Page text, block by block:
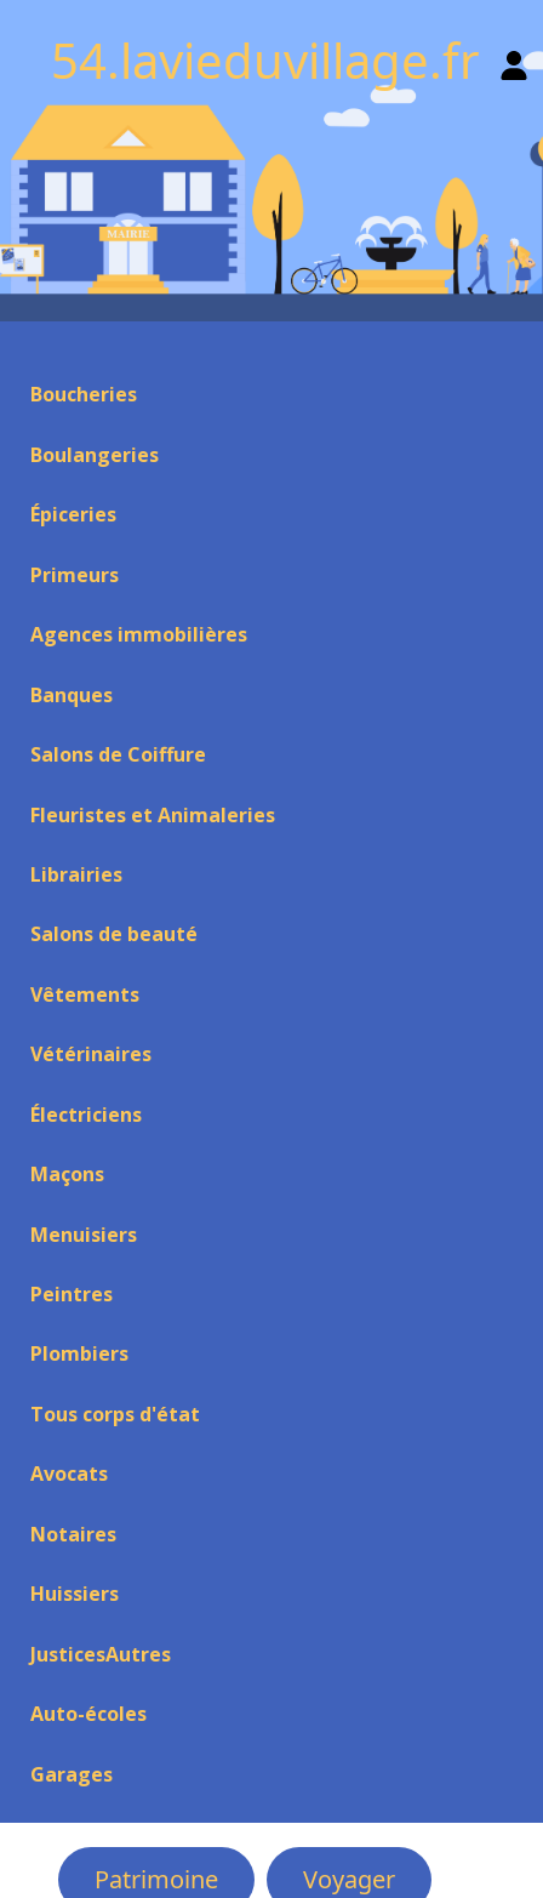
54.lavieduvillage.fr
Boucheries
Boulangeries
Épiceries
Primeurs
Agences immobilières
Banques
Salons de Coiffure
Fleuristes et Animaleries
Librairies
Salons de beauté
Vêtements
Vétérinaires
Électriciens
Maçons
Menuisiers
Peintres
Plombiers
Tous corps d'état
Avocats
Notaires
Huissiers
JusticesAutres
Auto-écoles
Garages
Patrimoine
Voyager